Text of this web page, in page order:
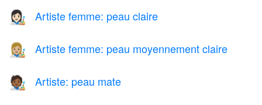
👩🏻‍🎨 Artiste femme: peau claire
👩🏼‍🎨 Artiste femme: peau moyennement claire
🧑🏾‍🎨 Artiste: peau mate